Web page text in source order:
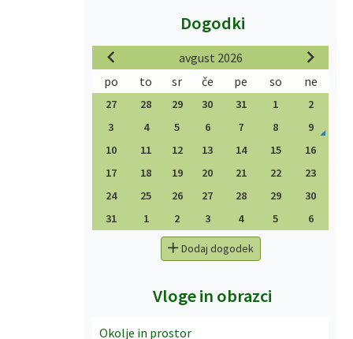
Dogodki
avgust 2026
po
to sr če pe so ne
27 28 29 30 31 1
2
3
4 5 6 7 8
9
10
11 12 13 14 15
16
17
18 19 20 21 22
23
24
25 26 27 28 29
30
31
1 2 3 4 5 6
Dodaj dogodek
Vloge in obrazci
Okolje in prostor